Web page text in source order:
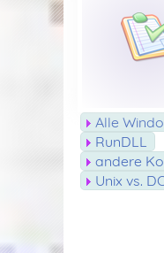
Alle
RunDLL
andere
Unix vs.